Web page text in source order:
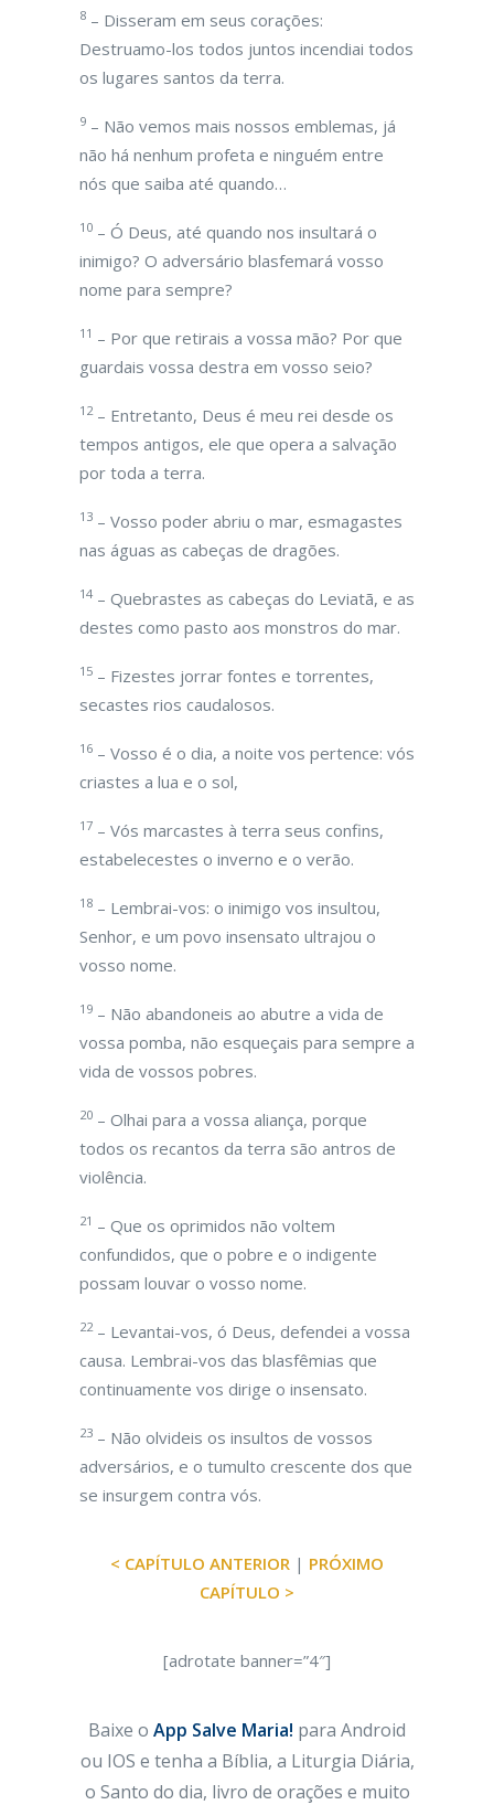
8 – Disseram em seus corações:
Destruamo-los todos juntos incendiai todos
os lugares santos da terra.
9 – Não vemos mais nossos emblemas, já
não há nenhum profeta e ninguém entre
nós que saiba até quando…
10 – Ó Deus, até quando nos insultará o
inimigo? O adversário blasfemará vosso
nome para sempre?
11 – Por que retirais a vossa mão? Por que
guardais vossa destra em vosso seio?
12– Entretanto, Deus é meu rei desde os
tempos antigos, ele que opera a salvação
por toda a terra.
13 – Vosso poder abriu o mar, esmagastes
nas águas as cabeças de dragões.
14 – Quebrastes as cabeças do Leviatã, e as
destes como pasto aos monstros do mar.
15 – Fizestes jorrar fontes e torrentes,
secastes rios caudalosos.
16 – Vosso é o dia, a noite vos pertence: vós
criastes a lua e o sol,
17 – Vós marcastes à terra seus confins,
estabelecestes o inverno e o verão.
18 – Lembrai-vos: o inimigo vos insultou,
Senhor, e um povo insensato ultrajou o
vosso nome.
19 – Não abandoneis ao abutre a vida de
vossa pomba, não esqueçais para sempre a
vida de vossos pobres.
20 – Olhai para a vossa aliança, porque
todos os recantos da terra são antros de
violência.
21 – Que os oprimidos não voltem
confundidos, que o pobre e o indigente
possam louvar o vosso nome.
22– Levantai-vos, ó Deus, defendei a vossa
causa. Lembrai-vos das blasfêmias que
continuamente vos dirige o insensato.
23 – Não olvideis os insultos de vossos
adversários, e o tumulto crescente dos que
se insurgem contra vós.
< CAPÍTULO ANTERIOR | PRÓXIMO
CAPÍTULO >
[adrotate banner=”4″]
Baixe o App Salve Maria! para Android
ou IOS e tenha a Bíblia, a Liturgia Diária,
o Santo do dia, livro de orações e muito